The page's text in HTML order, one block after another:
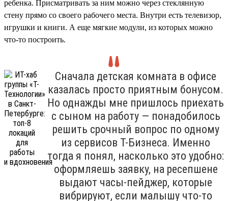
ребенка. Присматривать за ним можно через стеклянную
стену прямо со своего рабочего места. Внутри есть телевизор,
игрушки и книги. А еще мягкие модули, из которых можно
что-то построить.
Сначала детская комната в офисе
казалась просто приятным бонусом.
Но однажды мне пришлось приехать
с сыном на работу — понадобилось
решить срочный вопрос по одному
из сервисов Т-Бизнеса. Именно
тогда я понял, насколько это удобно:
оформляешь заявку, на ресепшене
выдают часы-пейджер, которые
вибрируют, если малышу что-то